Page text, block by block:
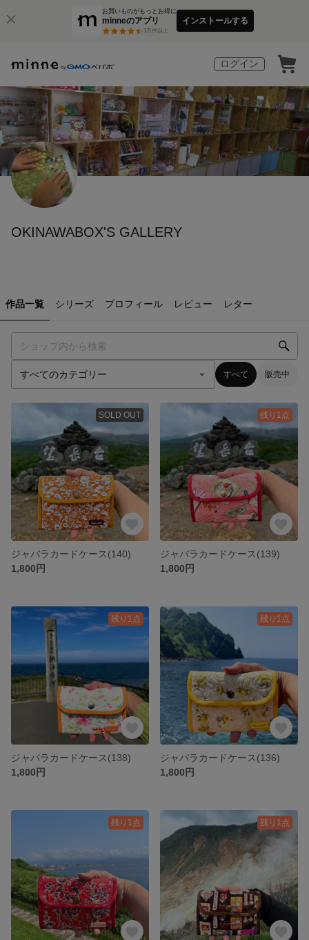
お買いものがもっとお得に
minneのアプリ
3万件以上
インストールする
ログイン
OKINAWABOX'S GALLERY
作品一覧 シリーズ プロフィール レビュー レター
すべて 販売中
SOLD OUT
ジャバラカードケース(140)
1,800円
残り1点
ジャバラカードケース(139)
1,800円
残り1点
ジャバラカードケース(138)
1,800円
残り1点
ジャバラカードケース(136)
1,800円
残り1点 残り1点